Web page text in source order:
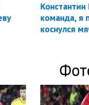
Константин
команда, я
коснулся